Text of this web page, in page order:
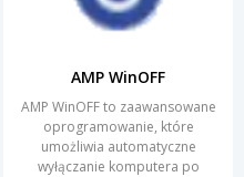
AMP WinOFF
AMP WinOFF to zaawansowane
oprogramowanie, które
umożliwia automatyczne
wyłączanie komputera po